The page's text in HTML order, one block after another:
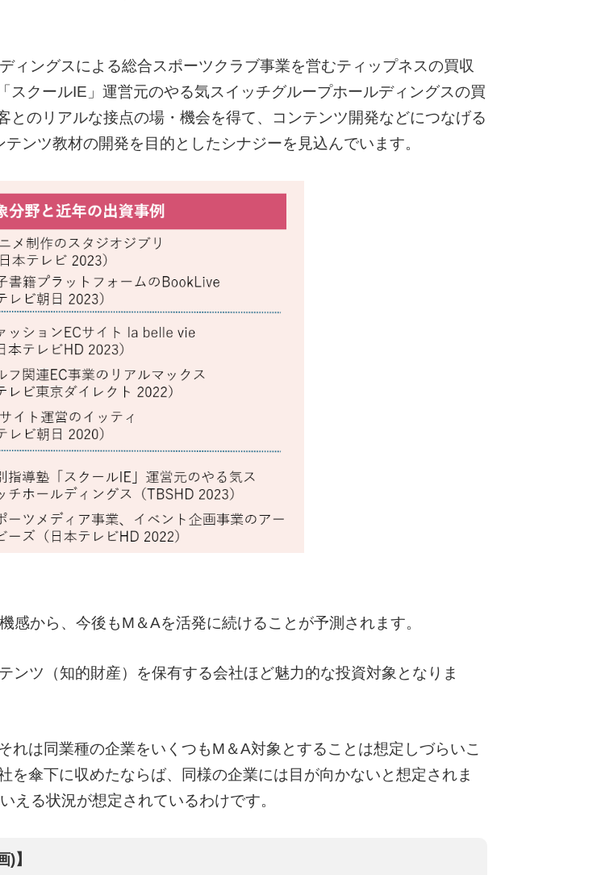
ィングスによる総合スポーツクラブ事業を営むティップネスの買収
スクールIE」運営元のやる気スイッチグループホールディングスの買
のリアルな接点の場・機会を得て、コンテンツ開発などにつなげる
ンツ教材の開発を目的としたシナジーを見込んでいます。
から、今後もM＆Aを活発に続けることが予測されます。
ンツ（知的財産）を保有する会社ほど魅力的な投資対象となりま
は同業種の企業をいくつもM＆A対象とすることは想定しづらいこ
を傘下に収めたならば、同様の企業には目が向かないと想定されま
える状況が想定されているわけです。
】